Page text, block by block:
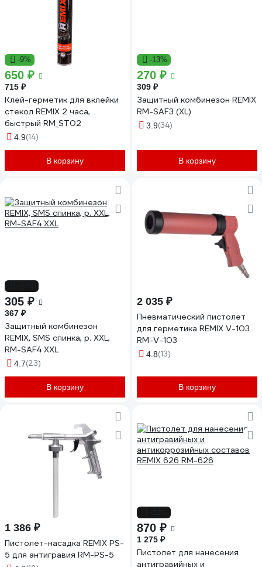
-9%
650 ₽
715 ₽
Клей-герметик для вклейки
стекол REMIX 2 часа,
быстрый RM_ST02
4.9(14)
В корзину
-13%
270 ₽
309 ₽
Защитный комбинезон REMIX
RM-SAF3 (XL)
3.9(34)
В корзину
305 ₽
367 ₽
Защитный комбинезон
REMIX, SMS спинка, р. XXL,
RM-SAF4 XXL
4.7(23)
В корзину
2 035 ₽
Пневматический пистолет
для герметика REMIX V-103
RM-V-103
4.8(13)
В корзину
1 386 ₽
Пистолет-насадка REMIX PS-
5 для антигравия RM-PS-5
870 ₽
1 275 ₽
Пистолет для нанесения
антигравийных и